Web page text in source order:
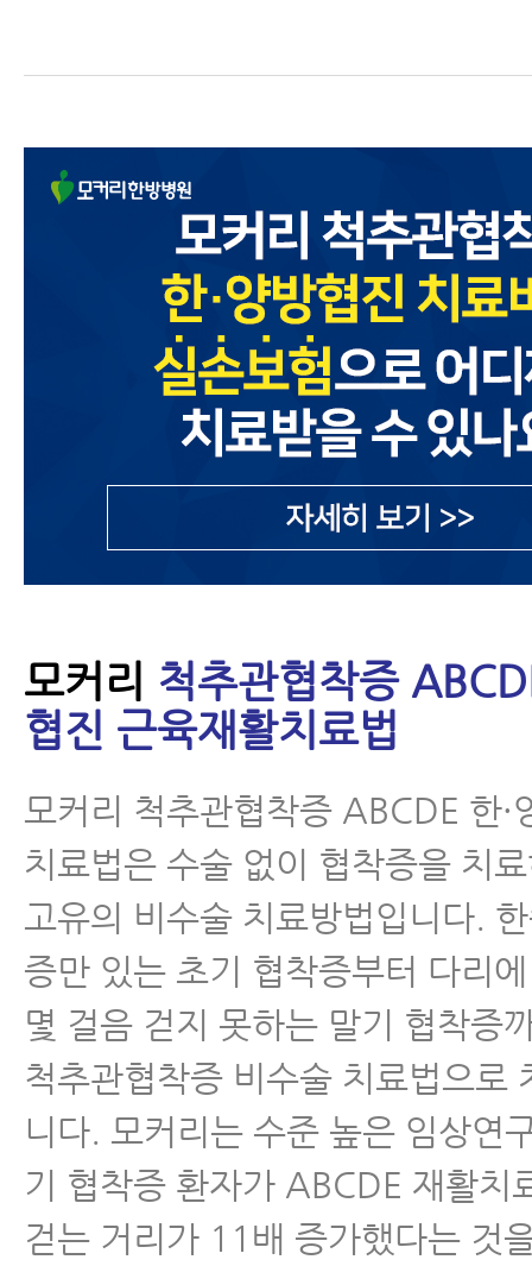
- 허리디스크협착증
- 척추협착증 비수술치료 원리
- 척추협착증치료 후 허리펴짐
- 척추협착증 MRI와 임상증상
- 척추협착증 생활수칙 10가지
- 척추협착증 허리디스크 차이점
- 척추협착증수술 후 인접분절질환
- 협착증 치료, 이런 분들일수록
좋다
- 협착증이 아닌 디스크 환자가 협
하는 경우가 많이 늘고 있다
- 협착증 한방치료로 신경압박이
이는 증거가 있습니다
- 척추협착증 한방치료비용과 실
는 법
- 허리디스크, 척추관협착증 MRI
면 안 되는 이유
- 척추협착증 치료, 이런 논문을
모커리 척추관협착증
협진 근육재활치료법
모커리 척추관협착증 ABCDE 한·
치료법은 수술 없이 협착증을 치
고유의 비수술 치료방법입니다.
증만 있는 초기 협착증부터 다리
몇 걸음 걷지 못하는 말기 협착증
척추관협착증 비수술 치료법으로
니다. 모커리는 수준 높은 임상연
기 협착증 환자가 ABCDE 재활치
걷는 거리가 11배 증가했다는 것